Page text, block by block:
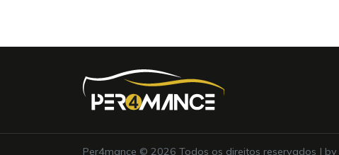
Per4mance © 2026 Todos os direitos reservados | by